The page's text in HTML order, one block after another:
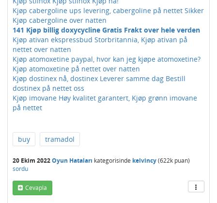
Kjøp cabergoline ups levering, cabergoline på nettet Sikker
Kjøp cabergoline over natten
141 Kjøp billig doxycycline Gratis Frakt over hele verden
Kjøp ativan ekspressbud Storbritannia, Kjøp ativan på
nettet over natten
Kjøp atomoxetine paypal, hvor kan jeg kjøpe atomoxetine?
Kjøp atomoxetine på nettet over natten
Kjøp dostinex nå, dostinex Leverer samme dag Bestill
dostinex på nettet oss
Kjøp imovane Høy kvalitet garantert, Kjøp grønn imovane
på nettet
buy tramadol
20 Ekim 2022Oyun Hataları kategorisinde kelvincy(622k puan)
sordu
Cevapla